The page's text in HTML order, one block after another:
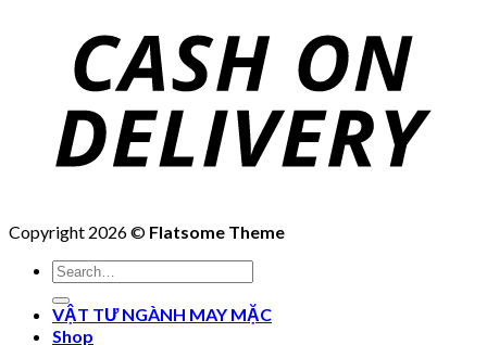
Copyright 2026 © Flatsome Theme
Search
for:
VẬT TƯ NGÀNH MAY MẶC
Shop